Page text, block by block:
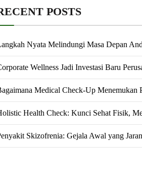
POSTS
Nyata Melindungi Masa Depan
Wellness Jadi Investasi Baru
Medical Check-Up Menemukan
Health Check: Kunci Sehat Fisik,
Skizofrenia: Gejala Awal yang